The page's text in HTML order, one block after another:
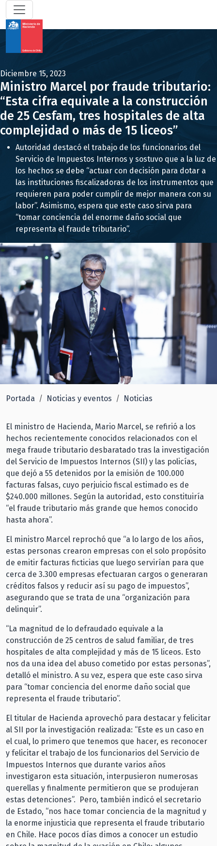
Diciembre 15, 2023
Ministro Marcel por fraude tributario:
“Esta cifra equivale a la construcción
de 25 Cesfam, tres hospitales de alta
complejidad o más de 15 liceos”
Autoridad destacó el trabajo de los funcionarios del
Servicio de Impuestos Internos y sostuvo que a la luz de
los hechos se debe “actuar con decisión para dotar a
las instituciones fiscalizadoras de los instrumentos que
requieren para poder cumplir de mejor manera con su
labor”. Asimismo, espera que este caso sirva para
“tomar conciencia del enorme daño social que
representa el fraude tributario”.
Portada Noticias y eventos Noticias
El ministro de Hacienda, Mario Marcel, se refirió a los
hechos recientemente conocidos relacionados con el
mega fraude tributario desbaratado tras la investigación
del Servicio de Impuestos Internos (SII) y las policías,
que dejó a 55 detenidos por la emisión de 100.000
facturas falsas, cuyo perjuicio fiscal estimado es de
$240.000 millones. Según la autoridad, esto constituiría
“el fraude tributario más grande que hemos conocido
hasta ahora”.
El ministro Marcel reprochó que “a lo largo de los años,
estas personas crearon empresas con el solo propósito
de emitir facturas ficticias que luego servirían para que
cerca de 3.300 empresas efectuaran cargos o generaran
créditos falsos y reducir así su pago de impuestos”,
asegurando que se trata de una “organización para
delinquir”.
“La magnitud de lo defraudado equivale a la
construcción de 25 centros de salud familiar, de tres
hospitales de alta complejidad y más de 15 liceos. Esto
nos da una idea del abuso cometido por estas personas”,
detalló el ministro. A su vez, espera que este caso sirva
para “tomar conciencia del enorme daño social que
representa el fraude tributario”.
El titular de Hacienda aprovechó para destacar y felicitar
al SII por la investigación realizada: “Este es un caso en
el cual, lo primero que tenemos que hacer, es reconocer
y felicitar el trabajo de los funcionarios del Servicio de
Impuestos Internos que durante varios años
investigaron esta situación, interpusieron numerosas
querellas y finalmente permitieron que se produjeran
estas detenciones”. Pero, también indicó el secretario
de Estado, “nos hace tomar conciencia de la magnitud y
la enorme injusticia que representa el fraude tributario
en Chile. Hace pocos días dimos a conocer un estudio